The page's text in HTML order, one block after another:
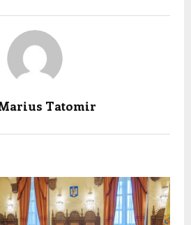
Tatomir